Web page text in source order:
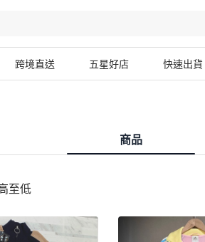
跨境直送 五星好店 快速出貨
商品
至低